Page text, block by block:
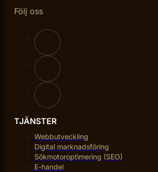
Följ oss
TJÄNSTER
Webbutveckling
Digital marknadsföring
Sökmotoroptimering (SEO)
E-handel